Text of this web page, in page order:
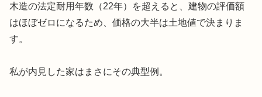
木造の法定耐用年数（22年）を超えると、建物の評価額
はほぼゼロになるため、価格の大半は土地値で決まりま
す。
私が内見した家はまさにその典型例。